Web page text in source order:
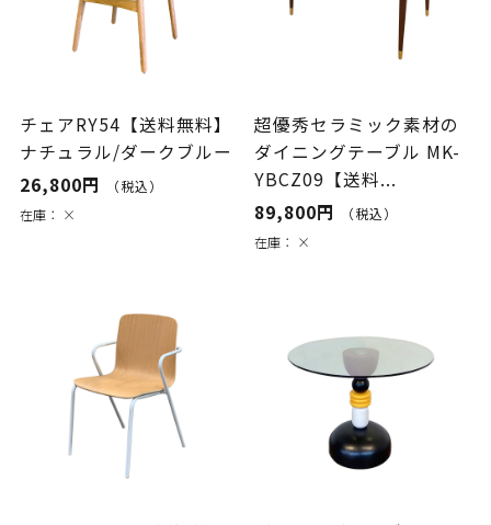
チェアRY54【送料無料】
ナチュラル/ダークブルー
26,800円
（税込）
在庫： ×
超優秀セラミック素材の
ダイニングテーブル MK-
YBCZ09【送料...
89,800円
（税込）
在庫： ×